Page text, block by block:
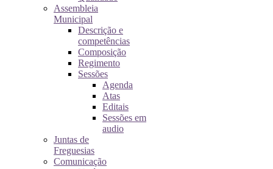
Assembleia
Municipal
Descrição e
competências
Composição
Regimento
Sessões
Agenda
Atas
Editais
Sessões em
audio
Juntas de
Freguesias
Comunicação